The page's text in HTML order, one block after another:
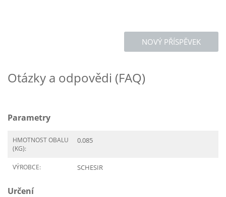
NOVÝ PŘÍSPĚVEK
Otázky a odpovědi (FAQ)
Parametry
HMOTNOST OBALU
(KG):
0.085
VÝROBCE: SCHESIR
Určení